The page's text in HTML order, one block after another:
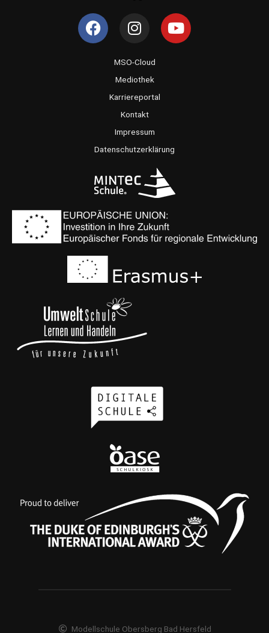
F
a
I
n
t
a
g
r
m
Y
o
MSO-Cloud
Mediothek
Karriereportal
Kontakt
Impressum
Datenschutzerklärung
Modellschule Obersberg Bad Hersfeld